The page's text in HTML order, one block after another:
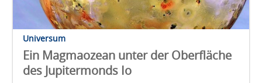
Universum
Ein Magmaozean unter der Oberfläche
des Jupitermonds Io